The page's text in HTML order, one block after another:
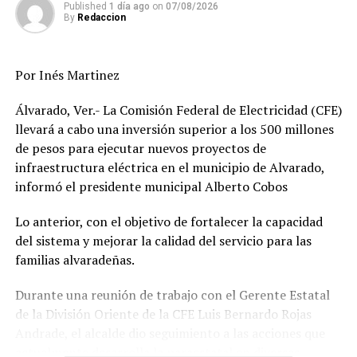
Asimismo, son los varones (55.9 por ciento) los
principales violentadores de las féminas, pero también
mujeres víctimas.
El mayor número de víctimas se encuentran en lesiones
dolosas (55.69 por ciento), seguidas de lesiones culposas
(18.49 por ciento) y, otros delitos que atentan contra la
libertad personal (9.63 por ciento).
RELATED TOPICS: FEATURED
DESPUÉS
Cuitláhuac se irá antes
Fin de semana lluvioso
Published 1 día ago on 07/08/2026
By Redaccion
Por Inés Martinez
Álvarado, Ver.- La Comisión Federal de Electricidad (CFE)
llevará a cabo una inversión superior a los 500 millones
de pesos para ejecutar nuevos proyectos de
infraestructura eléctrica en el municipio de Alvarado,
informó el presidente municipal Alberto Cobos
Lo anterior, con el objetivo de fortalecer la capacidad
del sistema y mejorar la calidad del servicio para las
familias alvaradeñas.
Durante una reunión de trabajo con el Gerente Estatal
de la División Oriente de la CFE Luis Bernardo Rojas